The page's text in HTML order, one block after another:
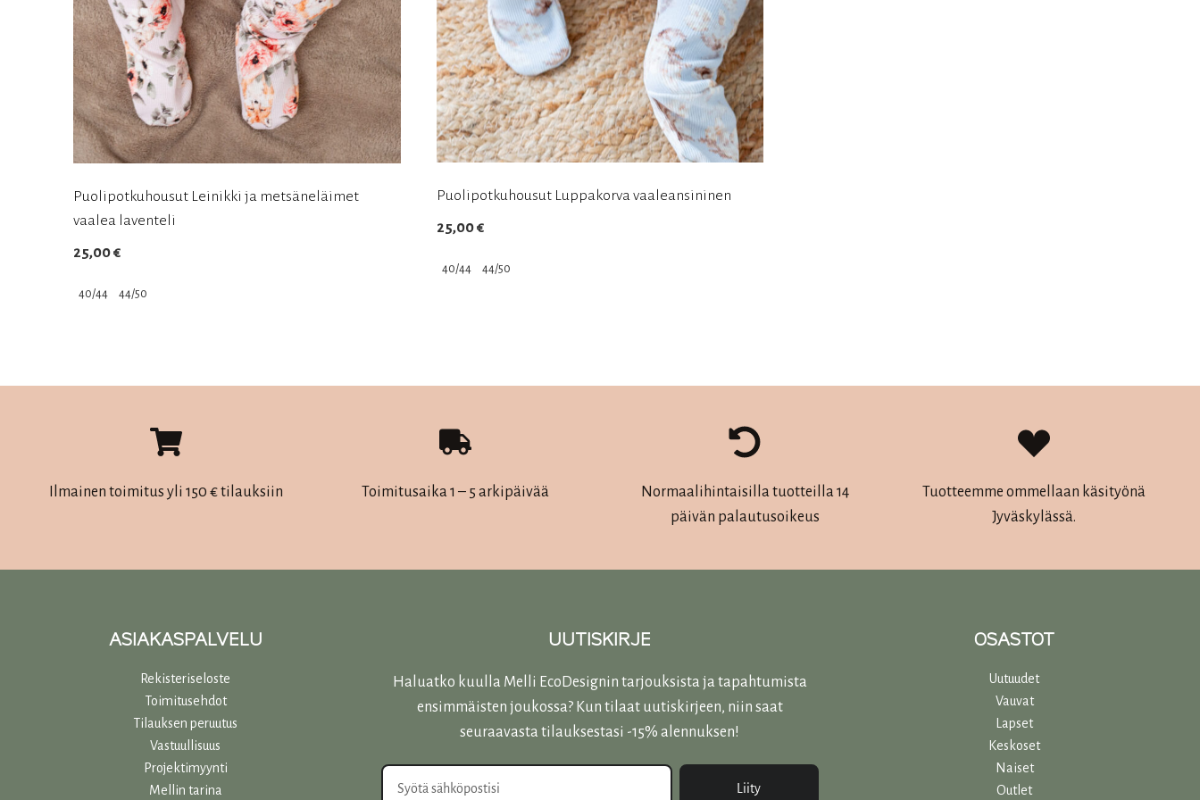
Puolipotkuhousut Leinikki ja metsäneläimet
vaalea laventeli
25,00€
40/44 44/50
muunnelma.
valinnat
Puolipotkuhousut Luppakorva vaaleansininen
25,00€
40/44 44/50
muunnelma.
Voit
valinnat
Ilmainen toimitus yli 150 € tilauksiin Toimitusaika 1 – 5 arkipäivää
Normaalihintaisilla tuotteilla 14
päivän palautusoikeus
Tuotteemme ommellaan käsityönä
Jyväskylässä.
ASIAKASPALVELU
Rekisteriseloste
Toimitusehdot
Tilauksen peruutus
Vastuullisuus
Projektimyynti
Mellin tarina
UUTISKIRJE
Haluatko kuulla Melli EcoDesignin tarjouksista ja tapahtumista
ensimmäisten joukossa? Kun tilaat uutiskirjeen, niin saat
seuraavasta tilauksestasi -15% alennuksen!
Liity
OSASTOT
Uutuudet
Vauvat
Lapset
Keskoset
Naiset
Outlet